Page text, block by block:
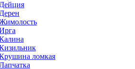
Дейция
Дерен
ломкая